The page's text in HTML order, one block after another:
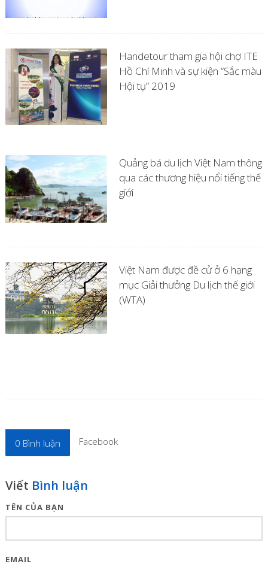
Handetour tham gia hội chợ ITE
Hồ Chí Minh và sự kiện “Sắc màu
Hội tụ” 2019
Quảng bá du lịch Việt Nam thông
qua các thương hiệu nổi tiếng thế
giới
Việt Nam được đề cử ở 6 hạng
mục Giải thưởng Du lịch thế giới
(WTA)
0 Bình luận Facebook
Viết Bình luận
TÊN CỦA BẠN
EMAIL